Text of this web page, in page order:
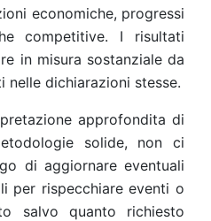
economiche, progressi
competitive. I risultati
in misura sostanziale da
nelle dichiarazioni stesse.
approfondita di
solide, non ci
di aggiornare eventuali
per rispecchiare eventi o
salvo quanto richiesto